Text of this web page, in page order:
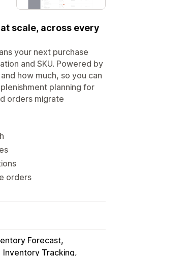
scale, across every
your next purchase
and SKU. Powered by
how much, so you can
planning for
orders migrate
orders
Forecast
Inventory Tracking